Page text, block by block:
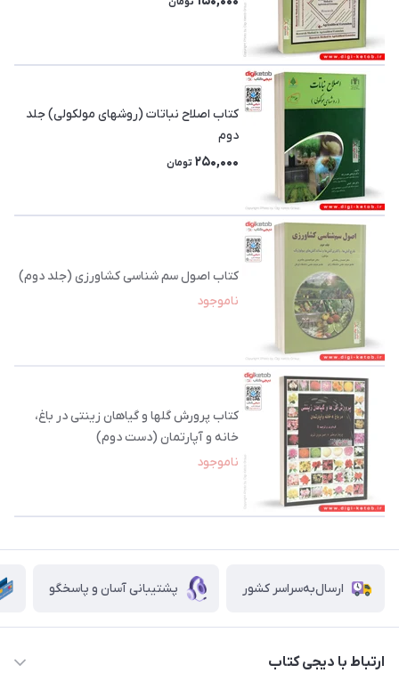
کتاب اصلاح نباتات (روشهای مولکولی) جلد
دوم
250,000 تومان
کتاب اصول سم شناسی کشاورزی (جلد دوم)
ناموجود
کتاب پرورش گلها و گیاهان زینتی در باغ،
خانه و آپارتمان (دست دوم)
ناموجود
ارسال‌به‌سراسر کشور پشتیبانی آسان و پاسخگو
ارتباط با دیجی کتاب